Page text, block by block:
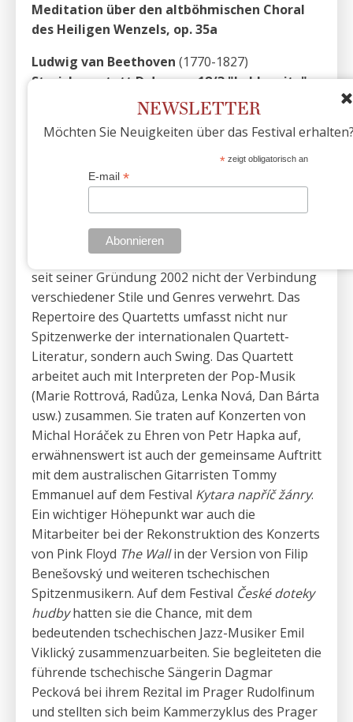
Meditation über den altböhmischen Choral
des Heiligen Wenzels, op. 35a
Ludwig van Beethoven (1770-1827)
Streichquartett D dur, op. 18/3 "Lobkowitz"
Allegro
EVE QUARTET
Ein Ensemble von vier Damen, das sich schon
seit seiner Gründung 2002 nicht der Verbindung
verschiedener Stile und Genres verwehrt. Das
Repertoire des Quartetts umfasst nicht nur
Spitzenwerke der internationalen Quartett-
Literatur, sondern auch Swing. Das Quartett
arbeitet auch mit Interpreten der Pop-Musik
(Marie Rottrová, Radůza, Lenka Nová, Dan Bárta
usw.) zusammen. Sie traten auf Konzerten von
Michal Horáček zu Ehren von Petr Hapka auf,
erwähnenswert ist auch der gemeinsame Auftritt
mit dem australischen Gitarristen Tommy
Emmanuel auf dem Festival Kytara napříč žánry.
Ein wichtiger Höhepunkt war auch die
Mitarbeiter bei der Rekonstruktion des Konzerts
von Pink Floyd The Wallin der Version von Filip
Benešovský und weiteren tschechischen
Spitzenmusikern. Auf dem Festival České doteky
hudbyhatten sie die Chance, mit dem
bedeutenden tschechischen Jazz-Musiker Emil
Viklický zusammenzuarbeiten. Sie begleiteten die
führende tschechische Sängerin Dagmar
Pecková bei ihrem Rezital im Prager Rudolfinum
und stellten sich beim Kammerzyklus des Prager
NEWSLETTER
Möchten Sie Neuigkeiten über das Festival
*zeigt obligatorisch an
E-mail *